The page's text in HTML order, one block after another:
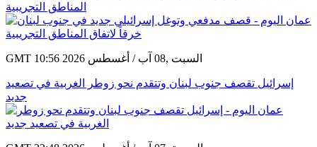
المناطق التجريبية
GMT 10:56 2026 السبت ,08 آب / أغسطس
إسرائيل تقصف جنوب لبنان وتتقدم نحو زوطر الغربية في تصعيد
جديد